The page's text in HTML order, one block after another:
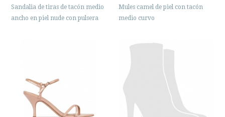
Sandalia de tiras de tacón medio
ancho en piel nude con pulsera
Mules camel de piel con tacón
medio curvo